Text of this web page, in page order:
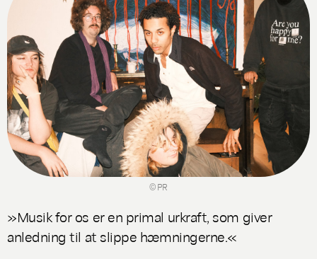
© PR
»Musik for os er en primal urkraft, som giver
anledning til at slippe hæmningerne.«